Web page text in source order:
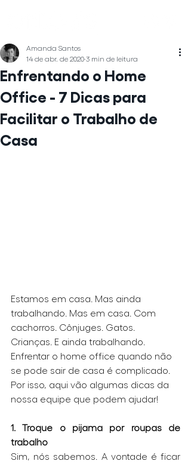
Enfrentando o Home
Office - 7 Dicas para
Facilitar o Trabalho de
Casa
Amanda Santos
14 de abr. de 2020 3 min de leitura
Estamos em casa. Mas ainda
trabalhando. Mas em casa. Com
cachorros. Cônjuges. Gatos.
Crianças. E ainda trabalhando.
Enfrentar o home office quando não
se pode sair de casa é complicado.
Por isso, aqui vão algumas dicas da
nossa equipe que podem ajudar!
1. Troque o pijama por roupas de
trabalho
Sim, nós sabemos. A vontade é ficar